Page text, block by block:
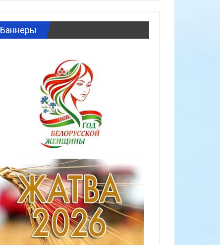
Баннеры